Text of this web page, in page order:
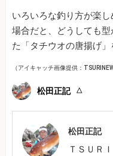
いろいろな釣り方が楽
場合だと、どうしても
た「タチウオの唐揚げ」
（アイキャッチ画像提供：
松田正記
松田正記
ＴＳＵＲ